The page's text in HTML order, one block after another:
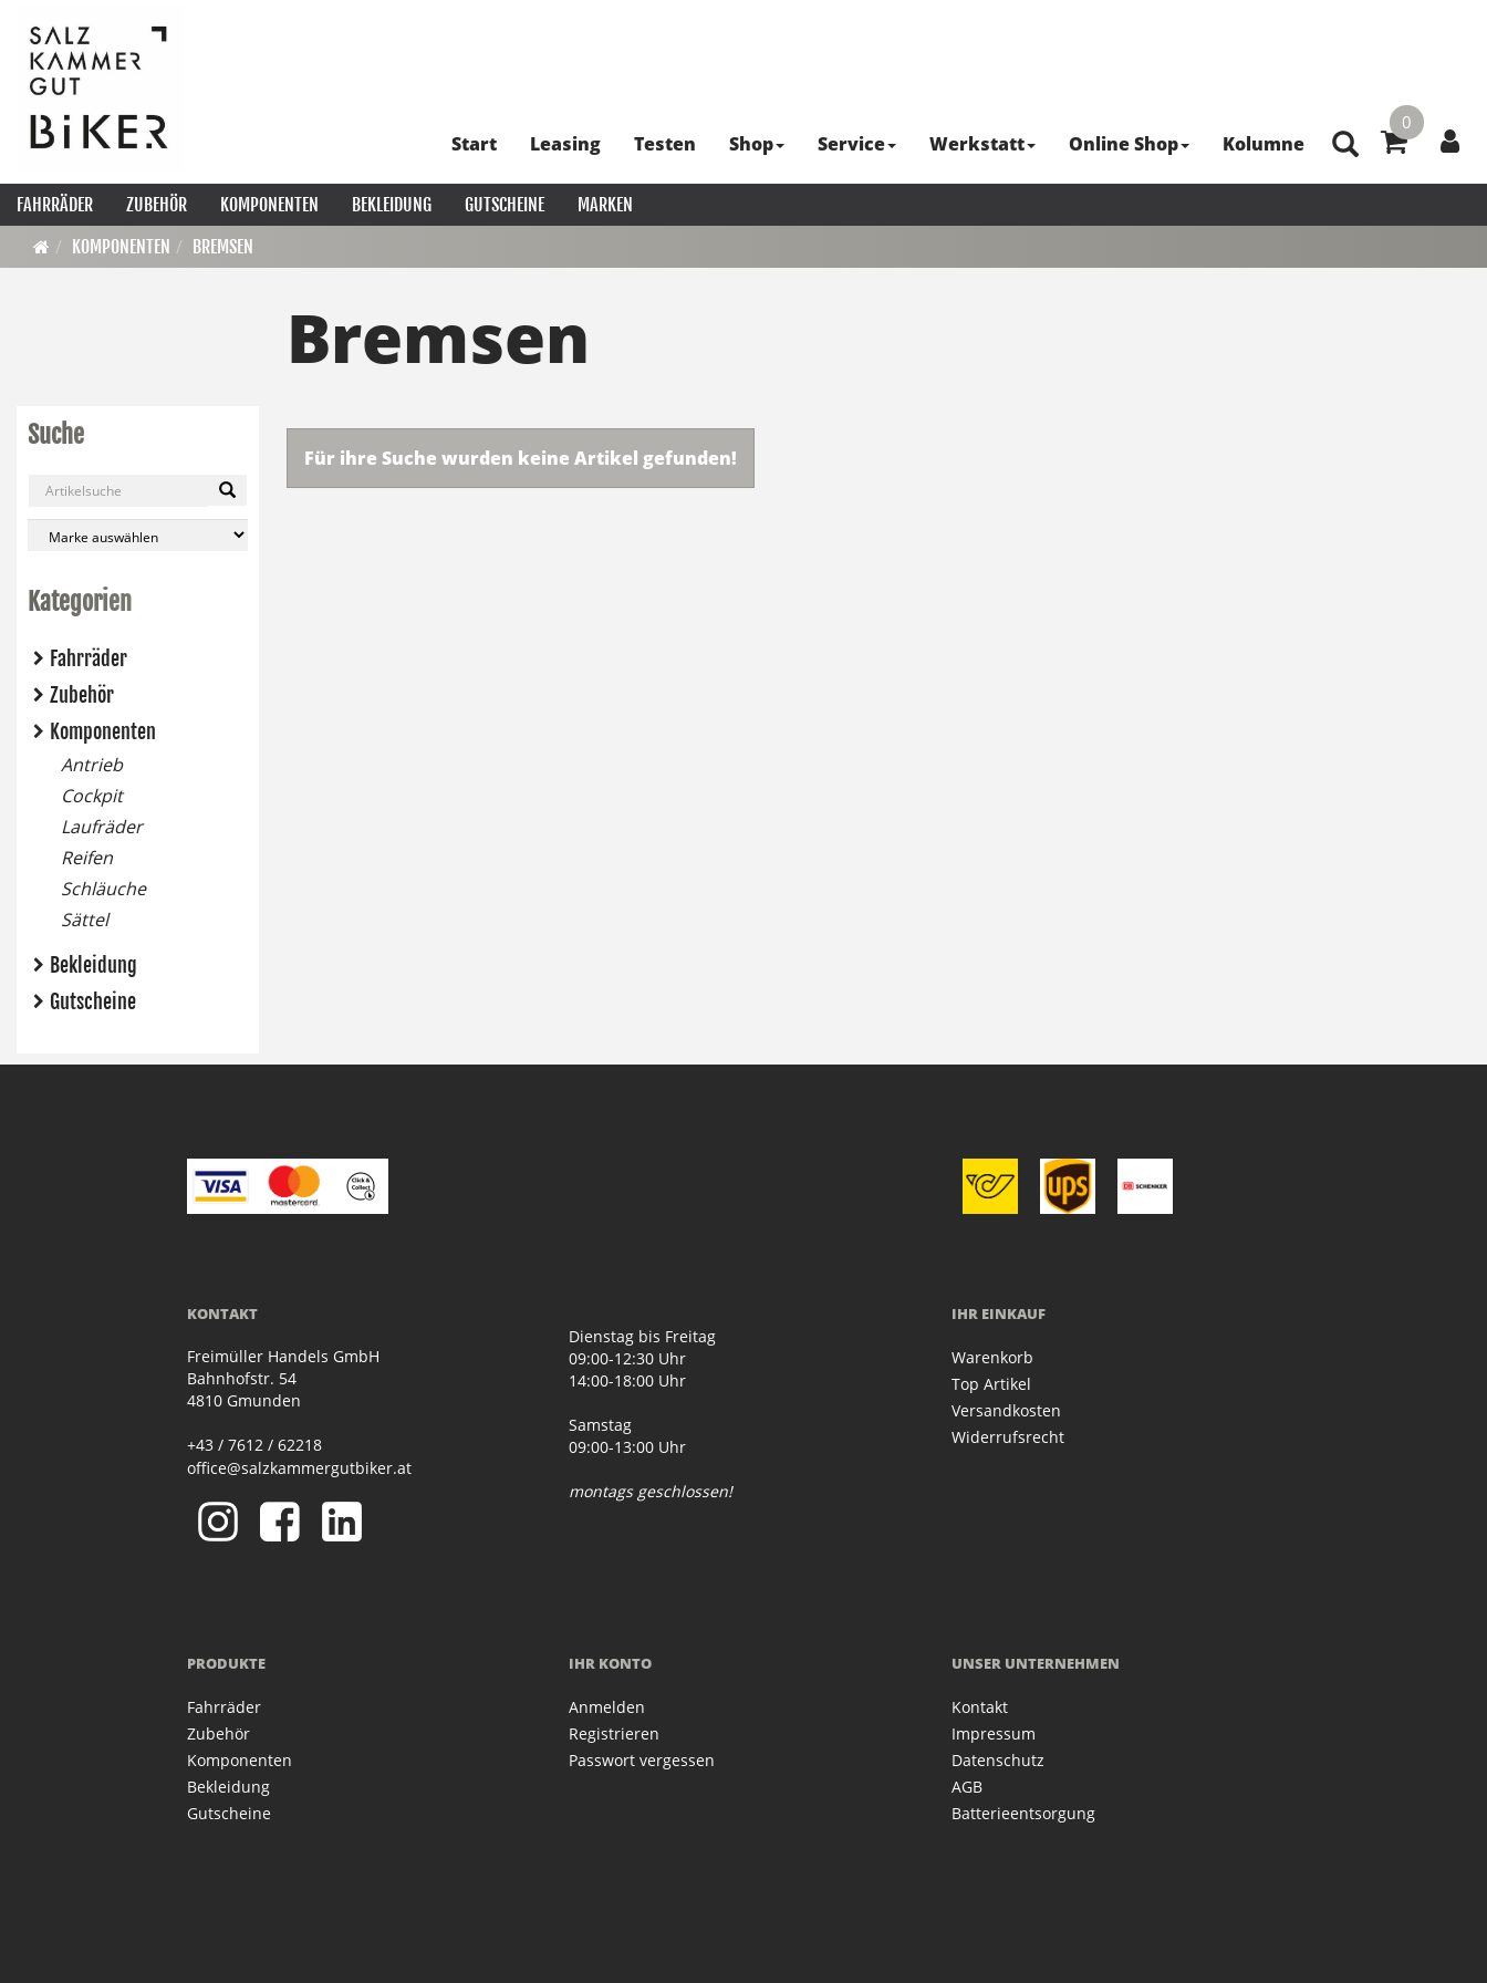
0
Start Leasing Testen Shop Service Werkstatt Online Shop Kolumne
FAHRRÄDER ZUBEHÖR KOMPONENTEN BEKLEIDUNG GUTSCHEINE
MARKEN
KOMPONENTEN
BREMSEN
Suche
Kategorien
Fahrräder
Zubehör
Komponenten
Antrieb
Cockpit
Laufräder
Reifen
Schläuche
Sättel
Bekleidung
Gutscheine
Bremsen
Für ihre Suche wurden keine Artikel gefunden!
KONTAKT
Freimüller Handels GmbH
Bahnhofstr. 54
4810 Gmunden
+43 / 7612 / 62218
office@salzkammergutbiker.at
Dienstag bis Freitag
09:00-12:30 Uhr
14:00-18:00 Uhr
Samstag
09:00-13:00 Uhr
montags geschlossen!
IHR EINKAUF
Warenkorb
Top Artikel
Versandkosten
Widerrufsrecht
PRODUKTE
Fahrräder
Zubehör
Komponenten
Bekleidung
Gutscheine
IHR KONTO
Anmelden
Registrieren
Passwort vergessen
UNSER UNTERNEHMEN
Kontakt
Impressum
Datenschutz
AGB
Batterieentsorgung